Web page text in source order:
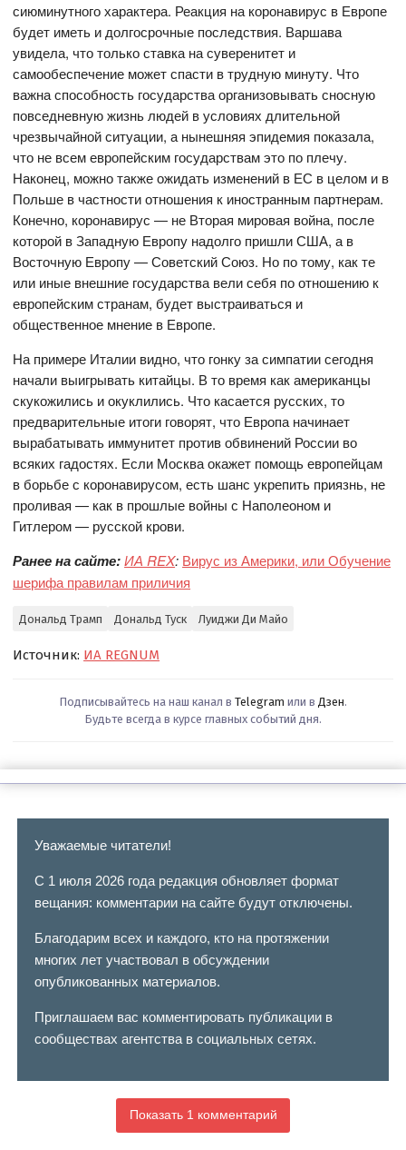
сиюминутного характера. Реакция на коронавирус в Европе
будет иметь и долгосрочные последствия. Варшава
увидела, что только ставка на суверенитет и
самообеспечение может спасти в трудную минуту. Что
важна способность государства организовывать сносную
повседневную жизнь людей в условиях длительной
чрезвычайной ситуации, а нынешняя эпидемия показала,
что не всем европейским государствам это по плечу.
Наконец, можно также ожидать изменений в ЕС в целом и в
Польше в частности отношения к иностранным партнерам.
Конечно, коронавирус — не Вторая мировая война, после
которой в Западную Европу надолго пришли США, а в
Восточную Европу — Советский Союз. Но по тому, как те
или иные внешние государства вели себя по отношению к
европейским странам, будет выстраиваться и
общественное мнение в Европе.
На примере Италии видно, что гонку за симпатии сегодня
начали выигрывать китайцы. В то время как американцы
скукожились и окуклились. Что касается русских, то
предварительные итоги говорят, что Европа начинает
вырабатывать иммунитет против обвинений России во
всяких гадостях. Если Москва окажет помощь европейцам
в борьбе с коронавирусом, есть шанс укрепить приязнь, не
проливая — как в прошлые войны с Наполеоном и
Гитлером — русской крови.
Ранее на сайте:ИА REX: Вирус из Америки, или Обучение
шерифа правилам приличия
Дональд Трамп Дональд Туск Луиджи Ди Майо
Источник: ИА REGNUM
Подписывайтесь на наш канал в Telegram или в Дзен.
Будьте всегда в курсе главных событий дня.
Уважаемые читатели!
С 1 июля 2026 года редакция обновляет формат
вещания: комментарии на сайте будут отключены.
Благодарим всех и каждого, кто на протяжении
многих лет участвовал в обсуждении
опубликованных материалов.
Приглашаем вас комментировать публикации в
сообществах агентства в социальных сетях.
Показать 1 комментарий